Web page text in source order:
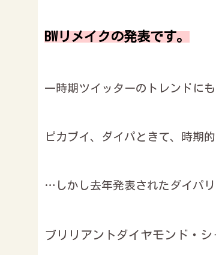
BWリメイクの発表です。
一時期ツイッターのトレンドに
ピカブイ、ダイパときて、時期
…しかし去年発表されたダイパ
ブリリアントダイヤモンド・